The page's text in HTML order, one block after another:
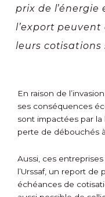
prix de
l’export
leurs cotisations
En raison de
ses conséquences
sont impactées par la
perte de débouchés à
Aussi, ces
l’Urssaf, un report
échéances de